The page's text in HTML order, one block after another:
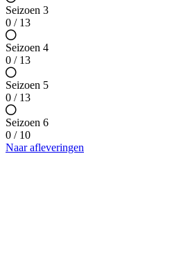
Seizoen 3
0 / 13
Seizoen 4
0 / 13
Seizoen 5
0 / 13
Seizoen 6
0 / 10
Naar afleveringen